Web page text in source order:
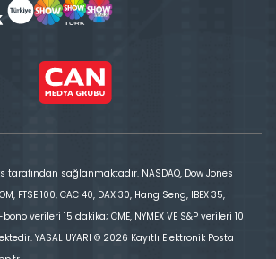
tarafından sağlanmaktadır. NASDAQ, Dow Jones
FTSE 100, CAC 40, DAX 30, Hang Seng, IBEX 35,
bono verileri 15 dakika; CME, NYMEX VE S&P verileri 10
YASAL UYARI © 2026 Kayıtlı Elektronik Posta